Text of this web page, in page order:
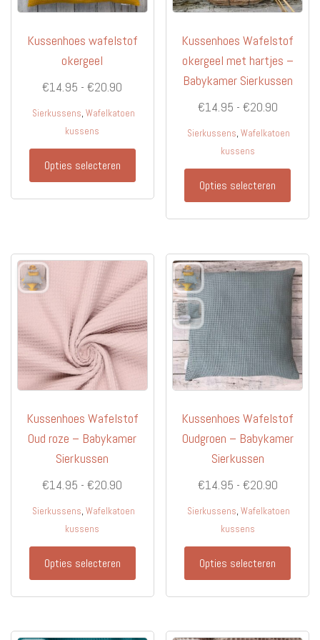
productpagina
Kussenhoes wafelstof
okergeel
€14.95 - €20.90
€20.90
Sierkussens, Wafelkatoen
kussens
Opties selecteren
Dit
optie
kan
worden
op
de
productpagina
Kussenhoes Wafelstof
okergeel met hartjes –
Babykamer Sierkussen
€14.95 - €20.90
€20.90
Sierkussens, Wafelkatoen
kussens
Opties selecteren
Dit
Deze
optie
kan
op
de
Kussenhoes Wafelstof
Oud roze – Babykamer
Sierkussen
€14.95 - €20.90
€20.90
Sierkussens, Wafelkatoen
kussens
Opties selecteren
Dit
Kussenhoes Wafelstof
Oudgroen – Babykamer
Sierkussen
€14.95 - €20.90
€20.90
Sierkussens, Wafelkatoen
kussens
Opties selecteren
Dit